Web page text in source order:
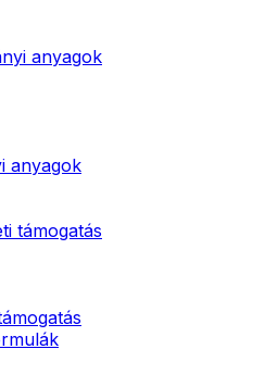
anyagok
anyagok
támogatás